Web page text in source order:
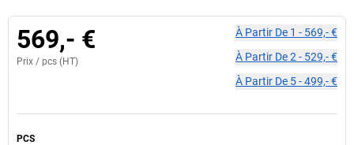
569,- €
Prix / pcs (HT)
À Partir De 1 - 569,- €
À Partir De2 - 529,- €
À Partir De 5-499,- €
PCS